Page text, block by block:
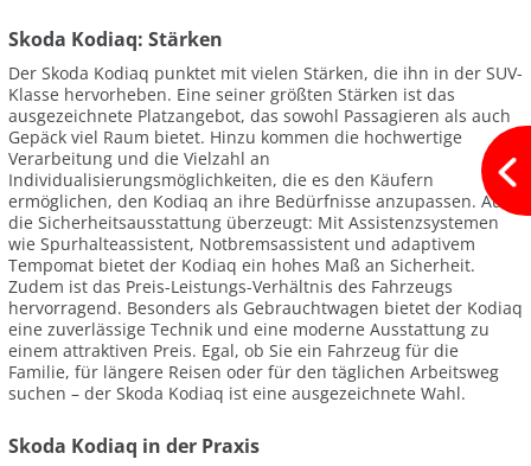
Skoda Kodiaq: Stärken
Der Skoda Kodiaq punktet mit vielen Stärken, die ihn in der SUV-
Klasse hervorheben. Eine seiner größten Stärken ist das
ausgezeichnete Platzangebot, das sowohl Passagieren als auch
Gepäck viel Raum bietet. Hinzu kommen die hochwertige
Verarbeitung und die Vielzahl an
Individualisierungsmöglichkeiten, die es den Käufern
ermöglichen, den Kodiaq an ihre Bedürfnisse anzupassen. Auch
die Sicherheitsausstattung überzeugt: Mit Assistenzsystemen
wie Spurhalteassistent, Notbremsassistent und adaptivem
Tempomat bietet der Kodiaq ein hohes Maß an Sicherheit.
Zudem ist das Preis-Leistungs-Verhältnis des Fahrzeugs
hervorragend. Besonders als Gebrauchtwagen bietet der Kodiaq
eine zuverlässige Technik und eine moderne Ausstattung zu
einem attraktiven Preis. Egal, ob Sie ein Fahrzeug für die
Familie, für längere Reisen oder für den täglichen Arbeitsweg
suchen – der Skoda Kodiaq ist eine ausgezeichnete Wahl.
Skoda Kodiaq in der Praxis